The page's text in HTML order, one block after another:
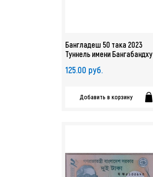
Бангладеш 50 така 2023
Туннель имени Бангабандху
125.00 руб.
Добавить в корзину